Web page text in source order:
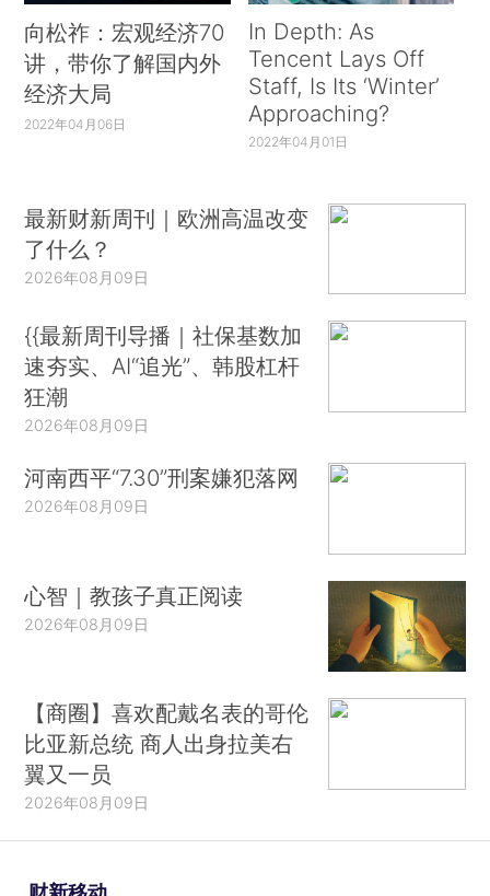
向松祚：宏观经济70
讲，带你了解国内外
经济大局
2022年04月06日
In Depth: As
Tencent Lays Off
Staff, Is Its ‘Winter’
Approaching?
2022年04月01日
最新财新周刊｜欧洲高温改变
了什么？
2026年08月09日
{{最新周刊导播｜社保基数加
速夯实、AI“追光”、韩股杠杆
狂潮
2026年08月09日
河南西平“7.30”刑案嫌犯落网
2026年08月09日
心智｜教孩子真正阅读
2026年08月09日
【商圈】喜欢配戴名表的哥伦
比亚新总统 商人出身拉美右
翼又一员
2026年08月09日